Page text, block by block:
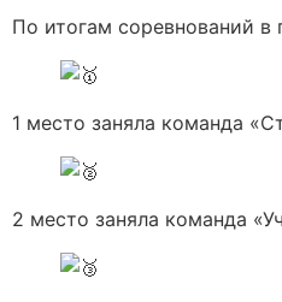
По итогам соревнований в
1 место заняла команда
2 место заняла команда